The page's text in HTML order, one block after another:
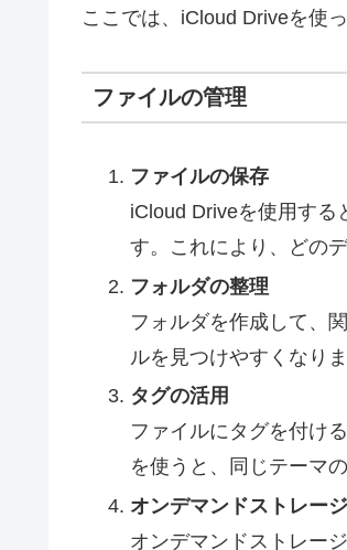
ここでは、iCloud Driveを使
ファイルの管理
ファイルの保存
iCloud Driveを使用する
す。これにより、どの
フォルダの整理
フォルダを作成して、
ルを見つけやすくなりま
タグの活用
ファイルにタグを付け
を使うと、同じテーマ
オンデマンドストレー
オンデマンドストレー